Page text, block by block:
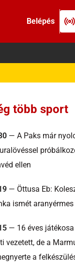
Belépés
több sport
— A Paks már
ellen
— Öttusa Eb:
ismét
— 16 éves
vezetett, de a
a